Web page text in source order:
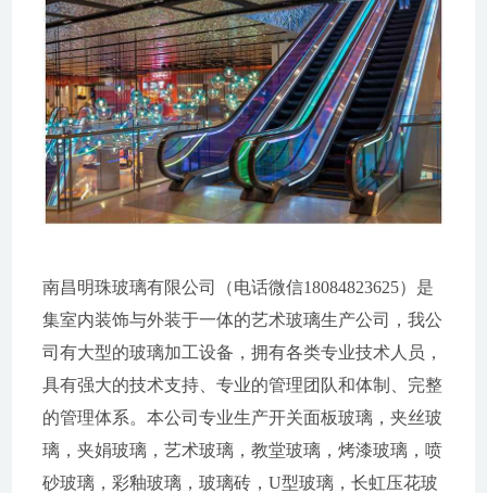
南昌明珠玻璃有限公司（电话微信18084823625）是
集室内装饰与外装于一体的艺术玻璃生产公司，我公
司有大型的玻璃加工设备，拥有各类专业技术人员，
具有强大的技术支持、专业的管理团队和体制、完整
的管理体系。本公司专业生产开关面板玻璃，夹丝玻
璃，夹娟玻璃，艺术玻璃，教堂玻璃，烤漆玻璃，喷
砂玻璃，彩釉玻璃，玻璃砖，U型玻璃，长虹压花玻